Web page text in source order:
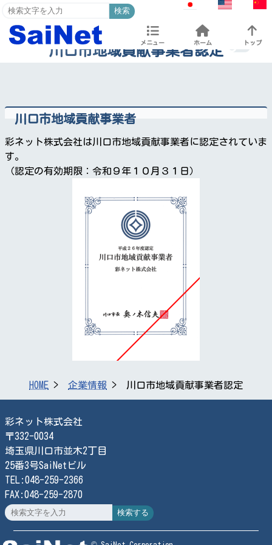
検索
メニュー ホーム トップ
川口市地域貢献事業者認定
川口市地域貢献事業者
彩ネット株式会社は川口市地域貢献事業者に認定されていま
す。
（認定の有効期限：令和９年１０月３１日）
HOME 企業情報 川口市地域貢献事業者認定
彩ネット株式会社
〒332-0034
埼玉県川口市並木2丁目
25番3号SaiNetビル
TEL:048-259-2366
FAX:048-259-2870
検索する